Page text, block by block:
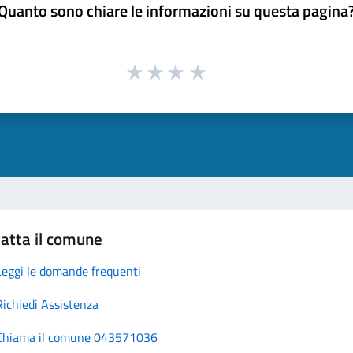
sono chiare le informazioni su questa
il comune
le domande frequenti
Assistenza
il comune 043571036